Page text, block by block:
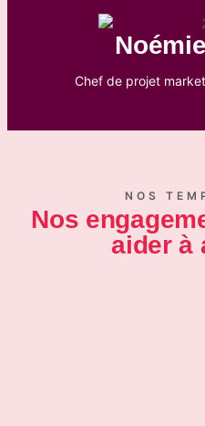
Chef de projet
NOS
Nos
aider à